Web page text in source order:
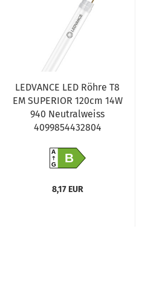
LEDVANCE LED Röhre T8
EM SUPERIOR 120cm 14W
940 Neutralweiss
4099854432804
A
GB
8,17 EUR